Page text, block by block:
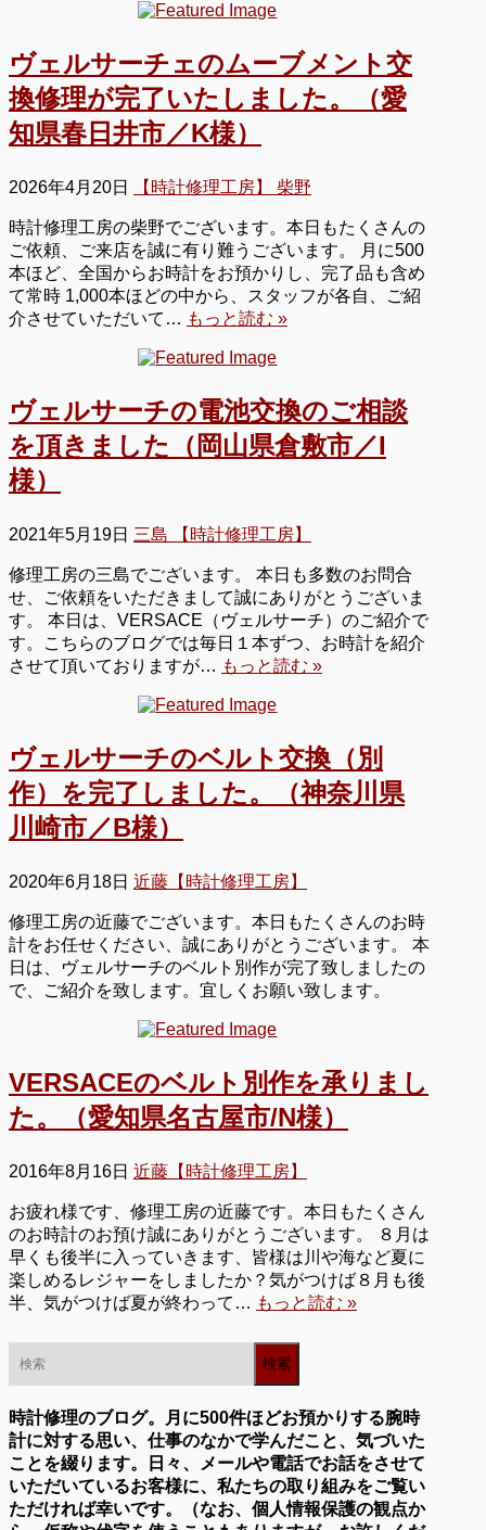
ヴェルサーチェのムーブメント交
換修理が完了いたしました。（愛
知県春日井市／K様）
2026年4月20日 【時計修理工房】 柴野
時計修理工房の柴野でございます。本日もたくさんの
ご依頼、ご来店を誠に有り難うございます。 月に500
本ほど、全国からお時計をお預かりし、完了品も含め
て常時 1,000本ほどの中から、スタッフが各自、ご紹
介させていただいて… もっと読む »
ヴェルサーチの電池交換のご相談
を頂きました（岡山県倉敷市／I
様）
2021年5月19日 三島 【時計修理工房】
修理工房の三島でございます。 本日も多数のお問合
せ、ご依頼をいただきまして誠にありがとうございま
す。 本日は、VERSACE（ヴェルサーチ）のご紹介で
す。こちらのブログでは毎日１本ずつ、お時計を紹介
させて頂いておりますが… もっと読む »
ヴェルサーチのベルト交換（別
作）を完了しました。（神奈川県
川崎市／B様）
2020年6月18日 近藤【時計修理工房】
修理工房の近藤でございます。本日もたくさんのお時
計をお任せください、誠にありがとうございます。 本
日は、ヴェルサーチのベルト別作が完了致しましたの
で、ご紹介を致します。宜しくお願い致します。
VERSACEのベルト別作を承りまし
た。（愛知県名古屋市/N様）
2016年8月16日 近藤【時計修理工房】
お疲れ様です、修理工房の近藤です。本日もたくさん
のお時計のお預け誠にありがとうございます。 ８月は
早くも後半に入っていきます、皆様は川や海など夏に
楽しめるレジャーをしましたか？気がつけば８月も後
半、気がつけば夏が終わって… もっと読む »
時計修理のブログ。月に500件ほどお預かりする腕時
計に対する思い、仕事のなかで学んだこと、気づいた
ことを綴ります。日々、メールや電話でお話をさせて
いただいているお客様に、私たちの取り組みをご覧い
ただければ幸いです。（なお、個人情報保護の観点か